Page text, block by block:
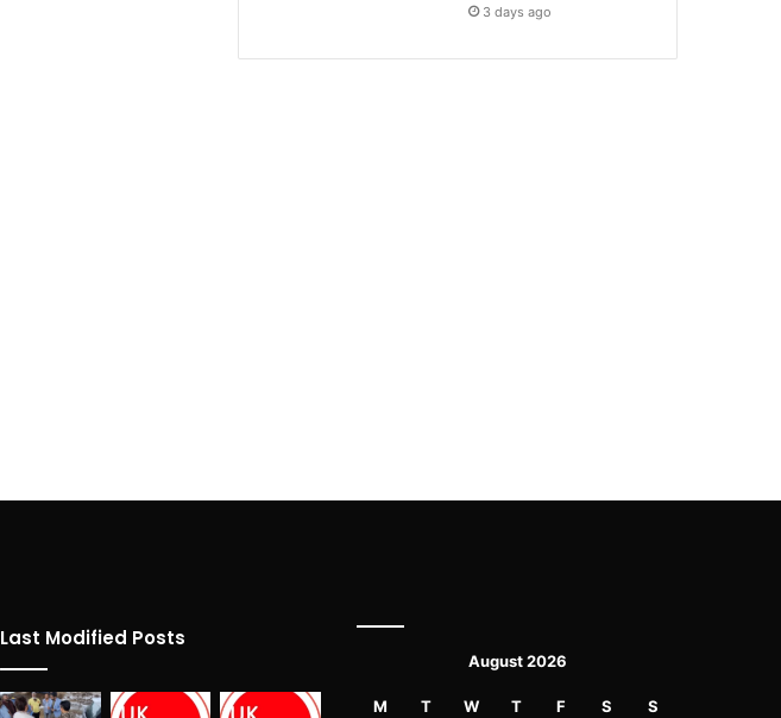
3 days ago
Last Modified Posts
August 2026
M T W T F S S